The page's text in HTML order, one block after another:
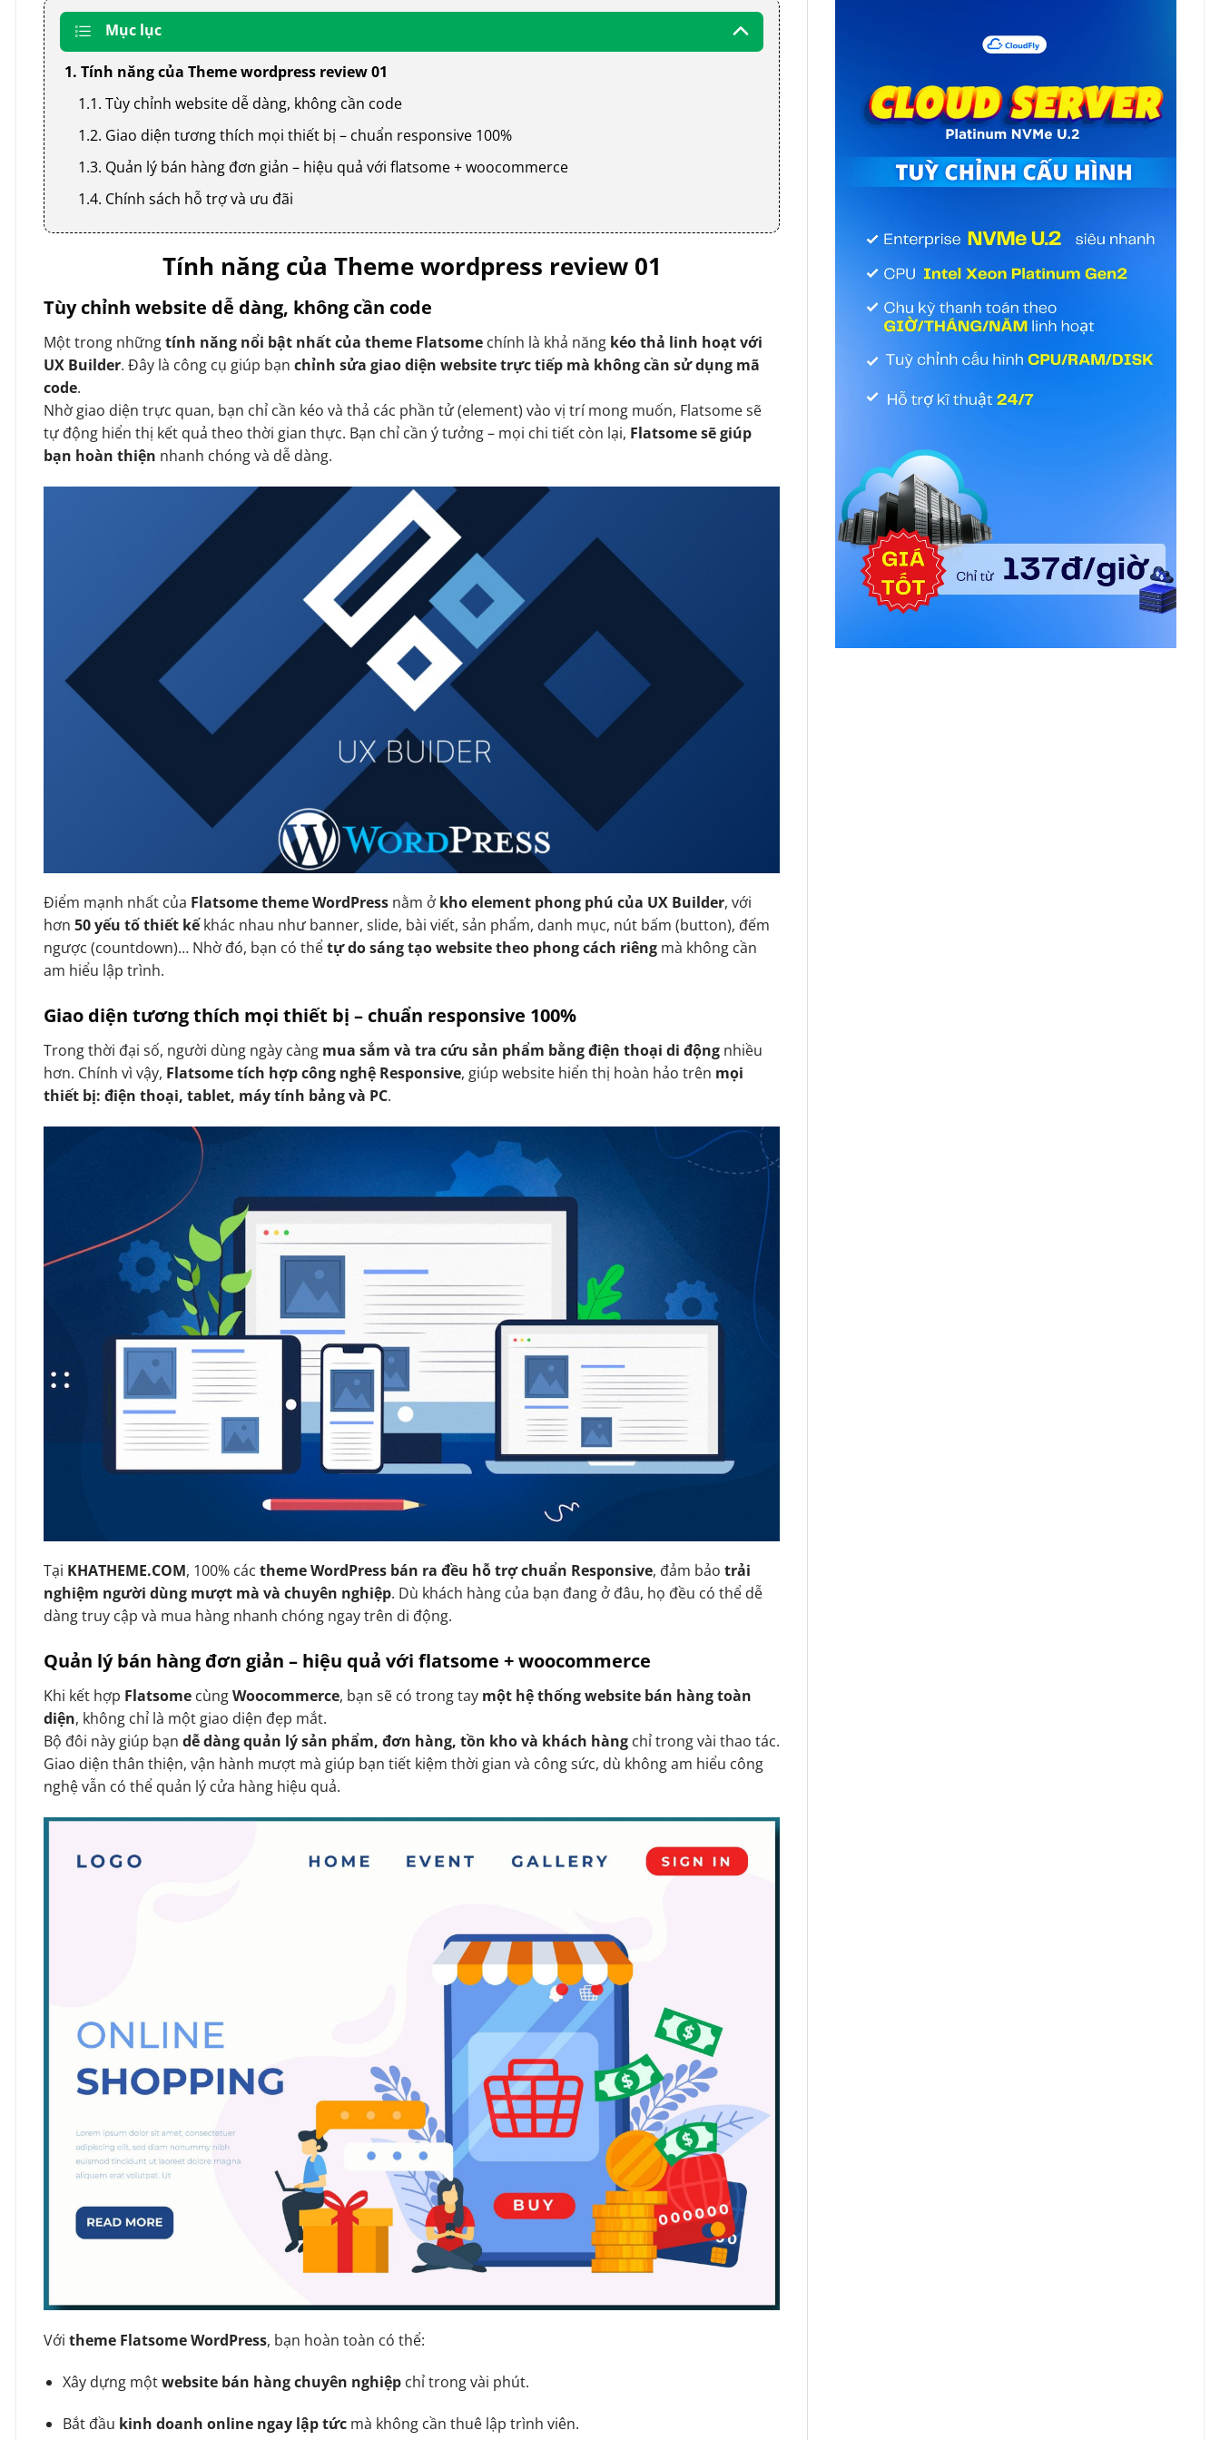
Mục lục
1. Tính năng của Theme wordpress review 01
1.1. Tùy chỉnh website dễ dàng, không cần code
1.2. Giao diện tương thích mọi thiết bị – chuẩn responsive 100%
1.3. Quản lý bán hàng đơn giản – hiệu quả với flatsome + woocommerce
1.4. Chính sách hỗ trợ và ưu đãi
Tính năng của Theme wordpress review 01
Tùy chỉnh website dễ dàng, không cần code
Một trong nhữngtính năng nổi bật nhất của theme Flatsome chính là khả năng kéo thả linh hoạt với
UX Builder. Đây là công cụ giúp bạn chỉnh sửa giao diện website trực tiếp mà không cần sử dụng mã
code.
Nhờ giao diện trực quan, bạn chỉ cần kéo và thả các phần tử (element) vào vị trí mong muốn, Flatsome sẽ
tự động hiển thị kết quả theo thời gian thực. Bạn chỉ cần ý tưởng – mọi chi tiết còn lại, Flatsome sẽ giúp
bạn hoàn thiện nhanh chóng và dễ dàng.
Điểm mạnh nhất của Flatsome theme WordPress nằm ở kho element phong phú của UX Builder, với
hơn 50 yếu tố thiết kếkhác nhau như banner, slide, bài viết, sản phẩm, danh mục, nút bấm (button), đếm
ngược (countdown)… Nhờ đó, bạn có thểtự do sáng tạo website theo phong cách riêng mà không cần
am hiểu lập trình.
Giao diện tương thích mọi thiết bị – chuẩn responsive 100%
Trong thời đại số, người dùng ngày càng mua sắm và tra cứu sản phẩm bằng điện thoại di động nhiều
hơn. Chính vì vậy, Flatsome tích hợp công nghệ Responsive, giúp website hiển thị hoàn hảo trên mọi
thiết bị: điện thoại, tablet, máy tính bảng và PC.
Tại KHATHEME.COM, 100% các theme WordPress bán ra đều hỗ trợ chuẩn Responsive, đảm bảo trải
nghiệm người dùng mượt mà và chuyên nghiệp. Dù khách hàng của bạn đang ở đâu, họ đều có thể dễ
dàng truy cập và mua hàng nhanh chóng ngay trên di động.
Quản lý bán hàng đơn giản – hiệu quả với flatsome + woocommerce
Khi kết hợp Flatsome cùngWoocommerce, bạn sẽ có trong tay một hệ thống website bán hàng toàn
diện, không chỉ là một giao diện đẹp mắt.
Bộ đôi này giúp bạn dễ dàng quản lý sản phẩm, đơn hàng, tồn kho và khách hàng chỉ trong vài thao tác.
Giao diện thân thiện, vận hành mượt mà giúp bạn tiết kiệm thời gian và công sức, dù không am hiểu công
nghệ vẫn có thể quản lý cửa hàng hiệu quả.
Với theme Flatsome WordPress, bạn hoàn toàn có thể:
Xây dựng mộtwebsite bán hàng chuyên nghiệpchỉ trong vài phút.
Bắt đầu kinh doanh online ngay lập tứcmà không cần thuê lập trình viên.